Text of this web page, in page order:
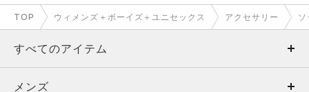
TOP ウィメンズ＋ボーイズ＋ユニセックス アクセサリー
すべてのアイテム
メンズ
メンズ